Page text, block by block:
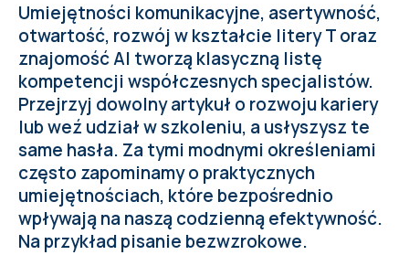
Umiejętności komunikacyjne, asertywność,
otwartość, rozwój w kształcie litery T oraz
znajomość AI tworzą klasyczną listę
kompetencji współczesnych specjalistów.
Przejrzyj dowolny artykuł o rozwoju kariery
lub weź udział w szkoleniu, a usłyszysz te
same hasła. Za tymi modnymi określeniami
często zapominamy o praktycznych
umiejętnościach, które bezpośrednio
wpływają na naszą codzienną efektywność.
Na przykład pisanie bezwzrokowe.